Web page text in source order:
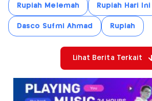
Rupiah Melemah Rupiah Hari Ini
Dasco Sufmi Ahmad Rupiah
Lihat Berita Terkait